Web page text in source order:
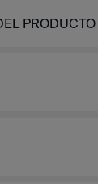
PRODUCTO